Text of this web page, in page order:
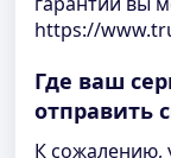
https://
Где ваш
отправить
К сожалению,